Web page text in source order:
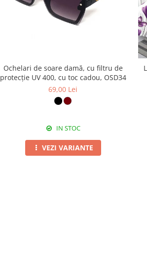
Ochelari de soare damă, cu filtru de
protecție UV 400, cu toc cadou, OSD34
69,00 Lei
IN STOC
VEZI VARIANTE